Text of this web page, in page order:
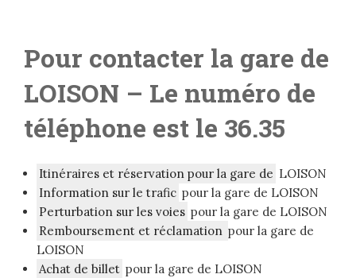
Pour contacter la gare de
LOISON – Le numéro de
téléphone est le 36.35
Itinéraires et réservation pour la gare de LOISON
Information sur le trafic pour la gare de LOISON
Perturbation sur les voies pour la gare de LOISON
Remboursement et réclamation pour la gare de
LOISON
Achat de billet pour la gare de LOISON